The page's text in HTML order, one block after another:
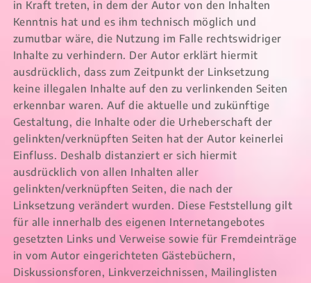
in Kraft treten, in dem der Autor von den Inhalten
Kenntnis hat und es ihm technisch möglich und
zumutbar wäre, die Nutzung im Falle rechtswidriger
Inhalte zu verhindern. Der Autor erklärt hiermit
ausdrücklich, dass zum Zeitpunkt der Linksetzung
keine illegalen Inhalte auf den zu verlinkenden Seiten
erkennbar waren. Auf die aktuelle und zukünftige
Gestaltung, die Inhalte oder die Urheberschaft der
gelinkten/verknüpften Seiten hat der Autor keinerlei
Einfluss. Deshalb distanziert er sich hiermit
ausdrücklich von allen Inhalten aller
gelinkten/verknüpften Seiten, die nach der
Linksetzung verändert wurden. Diese Feststellung gilt
für alle innerhalb des eigenen Internetangebotes
gesetzten Links und Verweise sowie für Fremdeinträge
in vom Autor eingerichteten Gästebüchern,
Diskussionsforen, Linkverzeichnissen, Mailinglisten